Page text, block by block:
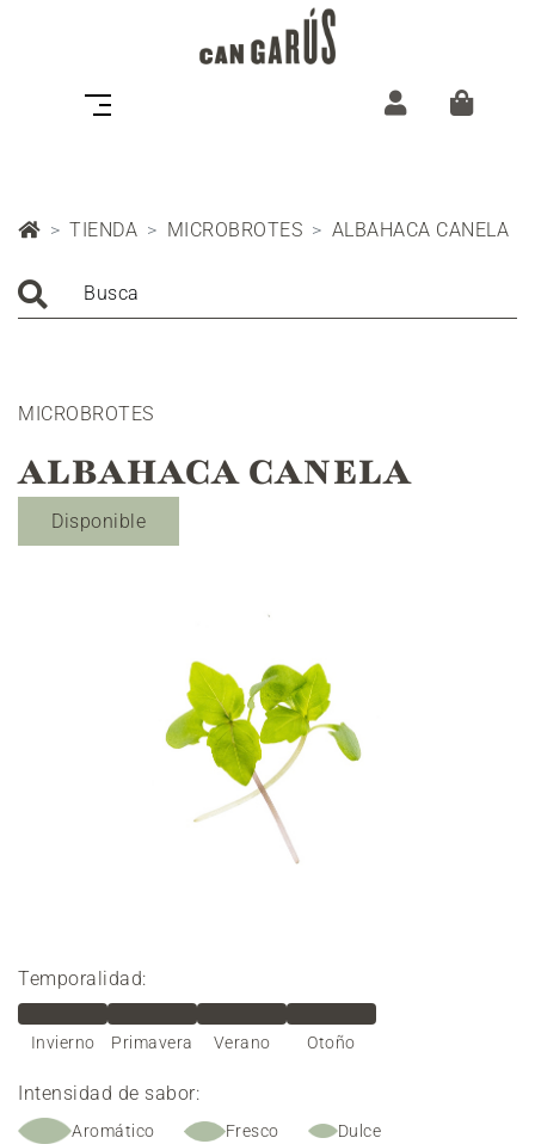
TIENDA MICROBROTES ALBAHACA CANELA
Busca
MICROBROTES
ALBAHACA CANELA
Disponible
Temporalidad:
Invierno Primavera Verano Otoño
Intensidad de sabor:
Aromático Fresco Dulce